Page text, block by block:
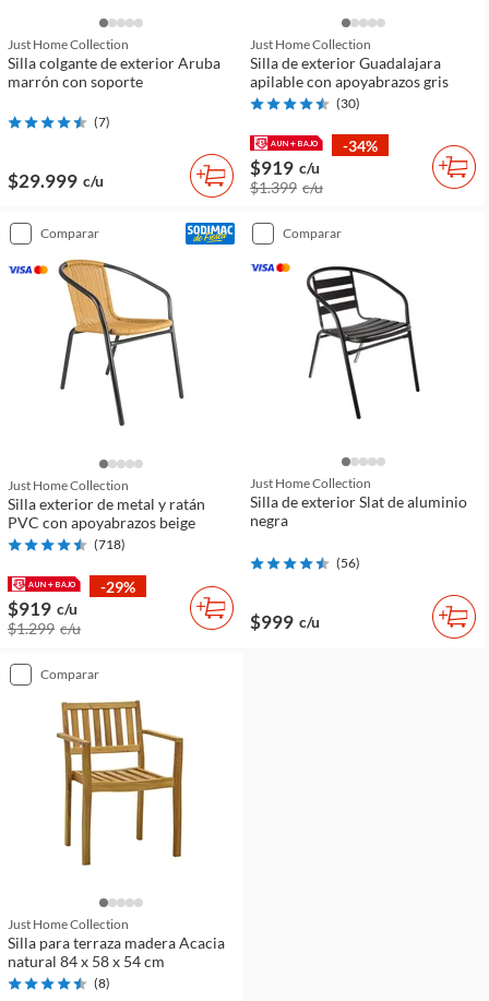
Just Home Collection
Silla colgante de exterior Aruba
marrón con soporte
(7)
$29.999 c/u
Just Home Collection
Silla de exterior Guadalajara
apilable con apoyabrazos gris
(30)
-34%
$919 c/u
$1.399 c/u
comparar
Just Home Collection
Silla exterior de metal y ratán
PVC con apoyabrazos beige
(718)
-29%
$919 c/u
$1.299 c/u
comparar
Just Home Collection
Silla de exterior Slat de aluminio
negra
(56)
$999 c/u
comparar
Just Home Collection
Silla para terraza madera Acacia
natural 84 x 58 x 54 cm
(8)